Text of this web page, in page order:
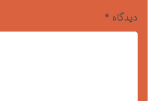
دیدگاه*